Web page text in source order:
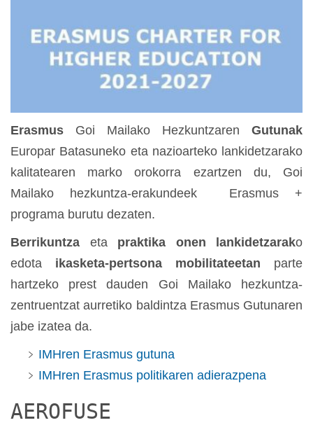
Erasmus Goi Mailako Hezkuntzaren Gutunak
Europar Batasuneko eta nazioarteko lankidetzarako
kalitatearen marko orokorra ezartzen du, Goi
Mailako hezkuntza-erakundeek Erasmus +
programa burutu dezaten.
Berrikuntza eta praktika onen lankidetzarako
edota ikasketa-pertsona mobilitateetan parte
hartzeko prest dauden Goi Mailako hezkuntza-
zentruentzat aurretiko baldintza Erasmus Gutunaren
jabe izatea da.
IMHren Erasmus gutuna
IMHren Erasmus politikaren adierazpena
AEROFUSE